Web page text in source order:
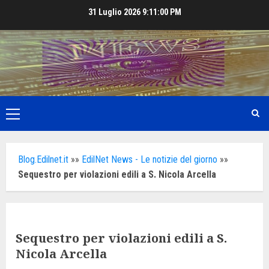
content
31 Luglio 2026 9:11:01 PM
Primary
Menu
Blog.Edilnet.it »» EdilNet News - Le notizie del giorno »»
Sequestro per violazioni edili a S. Nicola Arcella
Sequestro per violazioni edili a S.
Nicola Arcella